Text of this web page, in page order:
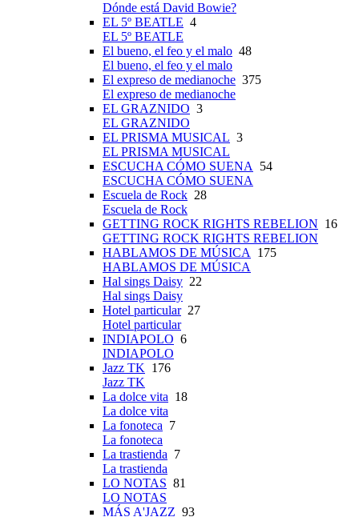
Dónde está David Bowie?
EL 5º BEATLE 4
EL 5º BEATLE
El bueno, el feo y el malo 48
El bueno, el feo y el malo
El expreso de medianoche 375
El expreso de medianoche
EL GRAZNIDO 3
EL GRAZNIDO
EL PRISMA MUSICAL 3
EL PRISMA MUSICAL
ESCUCHA CÓMO SUENA
54
ESCUCHA CÓMO SUENA
Escuela de Rock 28
Escuela de Rock
GETTING ROCK RIGHTS REBELION 16
GETTING ROCK RIGHTS REBELION
HABLAMOS DE MÚSICA
175
HABLAMOS DE MÚSICA
Hal sings Daisy 22
Hal sings Daisy
Hotel particular27
Hotel particular
INDIAPOLO 6
INDIAPOLO
Jazz TK 176
Jazz TK
La dolce vita 18
La dolce vita
La fonoteca 7
La fonoteca
La trastienda 7
La trastienda
LO NOTAS 81
LO NOTAS
MÁS A'JAZZ 93